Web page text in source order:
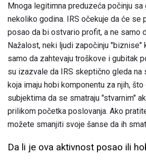
Mnoga legitimna preduzeća počinju sa
nekoliko godina. IRS očekuje da će se
posao da bi ostvario profit, a ne samo
Nažalost, neki ljudi započinju "biznise"
samo da zahtevaju troškove i gubitak
su izazvale da IRS skeptično gleda na
koja imaju hobi komponentu za njih,
subjektima da se smatraju "stvarnim"
prilikom početka poslovanja. Ako
možete smanjiti svoje šanse da ih
Da li je ova aktivnost posao ili